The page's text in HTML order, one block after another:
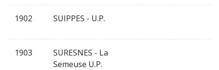
1902 SUIPPES - U.P.
1903
SURESNES - La
Semeuse U.P.